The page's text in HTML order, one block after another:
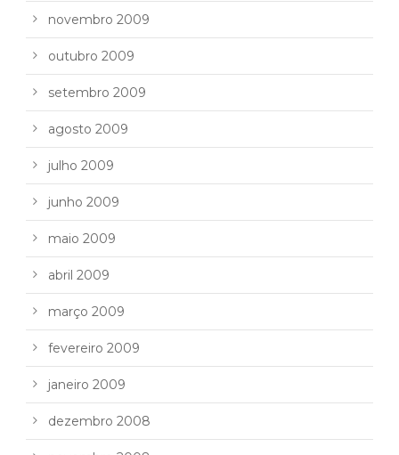
novembro 2009
outubro 2009
setembro 2009
agosto 2009
julho 2009
junho 2009
maio 2009
abril 2009
março 2009
fevereiro 2009
janeiro 2009
dezembro 2008